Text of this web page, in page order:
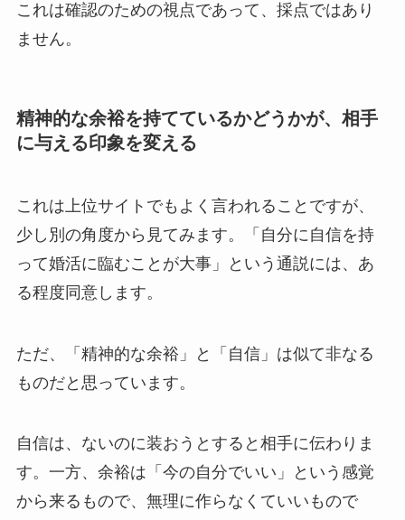
これは確認のための視点であって、採点ではあり
ません。
精神的な余裕を持てているかどうかが、相手
に与える印象を変える
これは上位サイトでもよく言われることですが、
少し別の角度から見てみます。「自分に自信を持
って婚活に臨むことが大事」という通説には、あ
る程度同意します。
ただ、「精神的な余裕」と「自信」は似て非なる
ものだと思っています。
自信は、ないのに装おうとすると相手に伝わりま
す。一方、余裕は「今の自分でいい」という感覚
から来るもので、無理に作らなくていいもので